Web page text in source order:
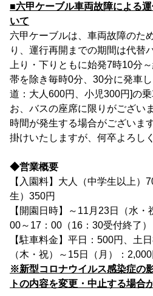
■六甲ケーブル車両故障による
いて
六甲ケーブルは、車両故障のた
り、運行再開までの期間は代替
上り・下りともに始発7時10分
帯を除き毎時0分、30分に発車
道：大人600円、小児300円]の
お、バスの座席に限りがござい
時間が発生する場合がございま
掛けいたしますが、何卒よろし
◆営業概要
【入園料】大人（中学生以上）
生）350円
【開園日時】～11月23日（水
00～17：00（16：30受付終了）
【駐車料金】平日：500円、土
（木・祝）～15日（月）：2,000
※新型コロナウイルス感染症の
トの内容を変更・中止する場合